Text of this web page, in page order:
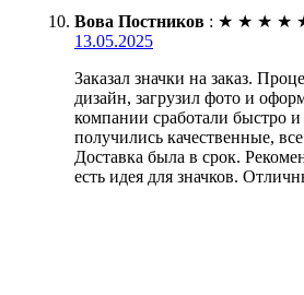
Вова Постников : ★ ★ ★ ★
13.05.2025
Заказал значки на заказ.
дизайн, загрузил фото и
компании сработали быстро и
получились качественные,
Доставка была в срок.
есть идея для значков.